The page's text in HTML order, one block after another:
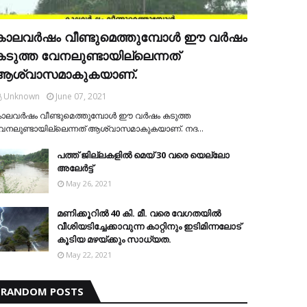
വീണ്ടുമെത്തുമ്പോള്‍ ഈ വര്‍ഷം
വേനലുണ്ടായില്ലെന്നത്
Unknown
June 07, 2021
വീണ്ടുമെത്തുമ്പോള്‍ ഈ വര്‍ഷം കടുത്ത
ആശ്വാസമാകുകയാണ്. നദ…
പത്ത് ജില്ലകളില്‍ മെയ് 30 വരെ യെല്ലോ
അലേര്‍ട്ട്
May 26, 2021
മണിക്കൂറിൽ 40 കി. മീ. വരെ വേഗതയിൽ
വീശിയടിച്ചേക്കാവുന്ന കാറ്റിനും ഇടിമിന്നലോട്
കൂടിയ മഴയ്ക്കും സാധ്യത.
May 22, 2021
RANDOM POSTS